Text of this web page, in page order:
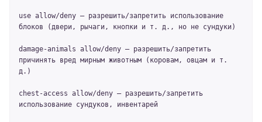
use allow/deny – разрешить/запретить использование
блоков (двери, рычаги, кнопки и т. д., но не сундуки)
damage-animals allow/deny – разрешить/запретить
причинять вред мирным животным (коровам, овцам и т.
д.)
chest-access allow/deny – разрешить/запретить
использование сундуков, инвентарей